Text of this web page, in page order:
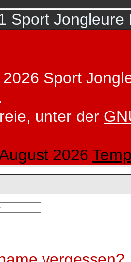
Sport Jongleure
Sport
unter der
2026